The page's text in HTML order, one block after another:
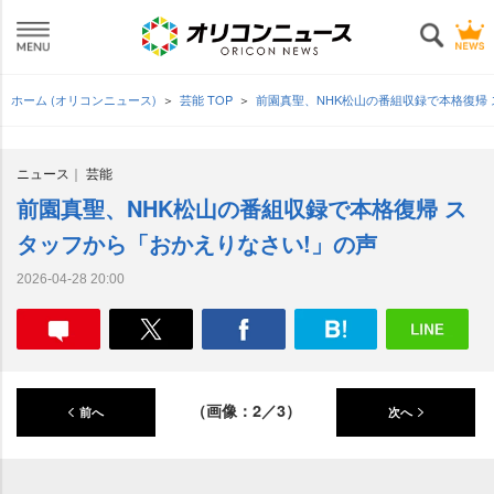
ホーム (オリコンニュース) 芸能 TOP 前園真聖、NHK松山の番組収録で本格復
ニュース 芸能
前園真聖、NHK松山の番組収録で本格復帰 ス
タッフから「おかえりなさい!」の声
2026-04-28 20:00
前へ （画像：2／3） 次へ